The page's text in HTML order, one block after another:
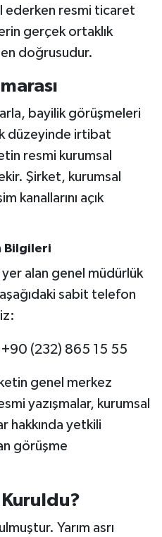
ederken resmi ticaret
gerçek ortaklık
en doğrusudur.
bayilik görüşmeleri
düzeyinde irtibat
resmi kurumsal
Şirket, kurumsal
kanallarını açık
Bilgileri
yer alan genel müdürlük
sabit telefon
+90 (232) 865 15 55
genel merkez
yazışmalar, kurumsal
hakkında yetkili
görüşme
Yarım asrı